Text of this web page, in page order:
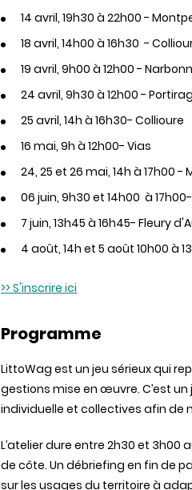
14 avril, 19h30 à 22h00 -
18 avril, 14h00 à 16h30 -
19 avril, 9h00 à 12h00 -
24 avril, 9h30 à 12h00 -
25 avril, 14h à 16h30- Collioure
16 mai, 9h à 12h00- Vias
24, 25 et 26 mai, 14h à 17h00 -
06 juin, 9h30 et 14h00 à
7 juin, 13h45 à 16h45- Fleury
4 août, 14h et 5 août 10h00 à
>> S'inscrire ici
Programme
LittoWag est un jeu sérieux qui
gestions mise en œuvre. C’est
individuelle et collectives afin de
L’atelier dure entre 2h30 et
de côte. Un débriefing en fin de
sur les usages du territoire à